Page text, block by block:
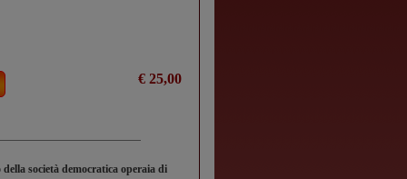
€ 25,00
della società democratica operaia di